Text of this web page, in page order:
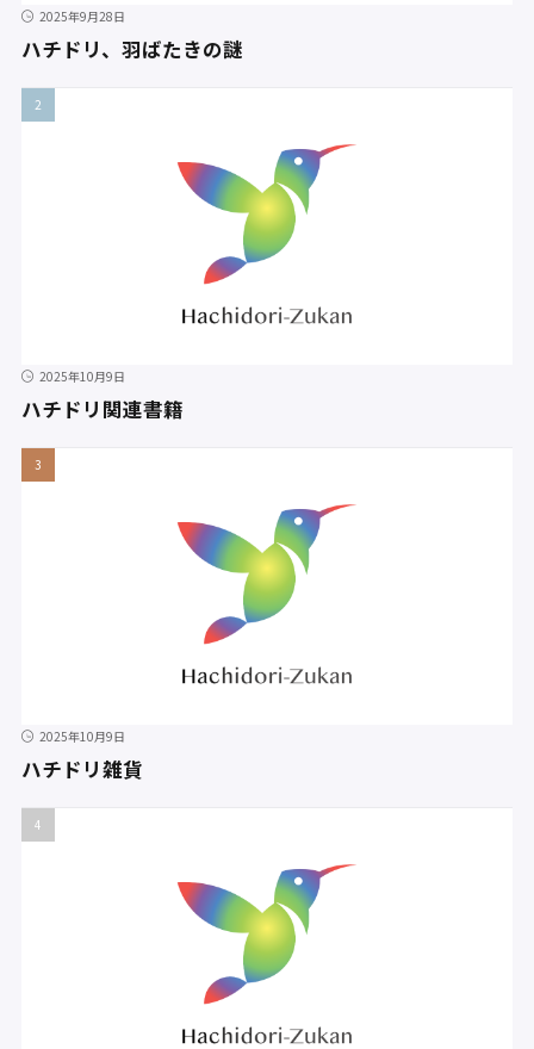
2025年9月28日
ハチドリ、羽ばたきの謎
2025年10月9日
ハチドリ関連書籍
2025年10月9日
ハチドリ雑貨